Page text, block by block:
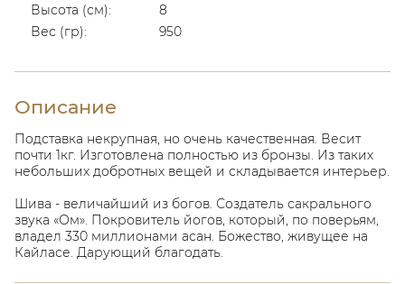
Высота (см):
8
Вес (гр):
950
Описание
Подставка некрупная, но очень качественная. Весит
почти 1кг. Изготовлена полностью из бронзы. Из таких
небольших добротных вещей и складывается интерьер.
Шива - величайший из богов. Создатель сакрального
звука «Ом». Покровитель йогов, который, по поверьям,
владел 330 миллионами асан. Божество, живущее на
Кайласе. Дарующий благодать.